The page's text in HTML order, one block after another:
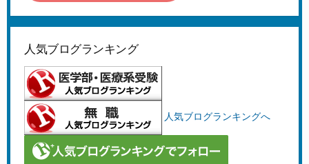
人気ブログランキング
人気ブログランキングへ